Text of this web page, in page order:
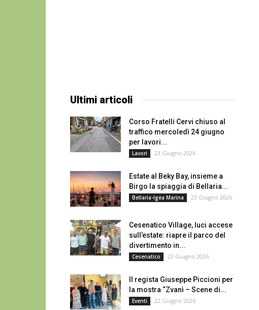
Ultimi articoli
Corso Fratelli Cervi chiuso al
traffico mercoledì 24 giugno
per lavori...
Lavori 23 Giugno 2026
Estate al Beky Bay, insieme a
Birgo la spiaggia di Bellaria...
Bellaria-Igea Marina 23 Giugno 2026
Cesenatico Village, luci accese
sull’estate: riapre il parco del
divertimento in...
Cesenatico 23 Giugno 2026
Il regista Giuseppe Piccioni per
la mostra “Zvanì – Scene di...
Eventi 22 Giugno 2026